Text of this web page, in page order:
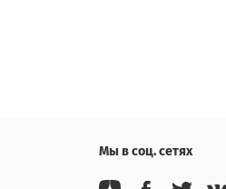
Мы в соц. сетях